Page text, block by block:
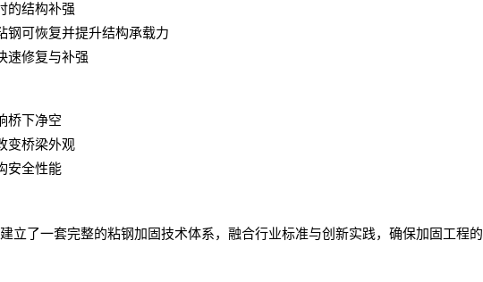
的结构补强
钢可恢复并提升结构承载力
速修复与补强
桥下净空
变桥梁外观
安全性能
建立了一套完整的粘钢加固技术体系，融合行业标准与创新实践，确保加固工程的